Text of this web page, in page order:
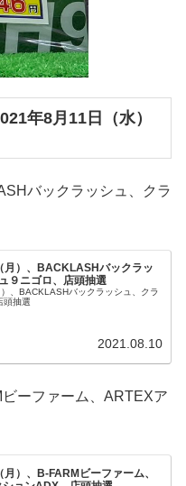
年8月11日（水）
バックラッシュ、クラ
月）、BACKLASHバックラッ
９ニゴロ、店頭抽選
、BACKLASHバックラッシュ、クラ
頭抽選
2021.08.10
ーファーム、ARTEXア
）、B-FARMビーファーム、